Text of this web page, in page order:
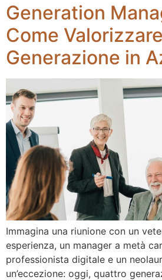
Generation
Come
Generazione in
Immagina una riunione con un
esperienza, un manager a metà
professionista digitale e un
un’eccezione: oggi, quattro